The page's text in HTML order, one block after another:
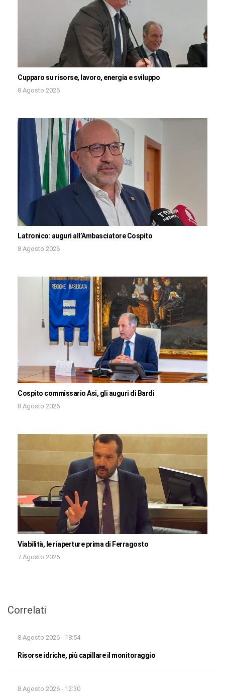
Cupparo su risorse, lavoro, energia e sviluppo
8 Agosto 2026
Latronico: auguri all’Ambasciatore Cospito
8 Agosto 2026
Cospito commissario Asi, gli auguri di Bardi
8 Agosto 2026
Viabilità, le riaperture prima di Ferragosto
7 Agosto 2026
Correlati
8 Agosto 2026 - 18:54
Risorse idriche, più capillare il monitoraggio
8 Agosto 2026 - 12:30